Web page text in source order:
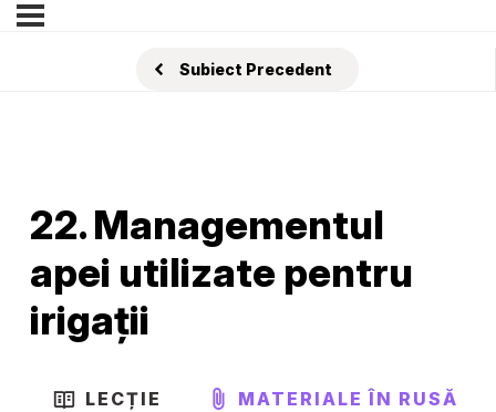
Subiect Precedent
22. Managementul
apei utilizate pentru
irigații
LECȚIE MATERIALE ÎN RUSĂ